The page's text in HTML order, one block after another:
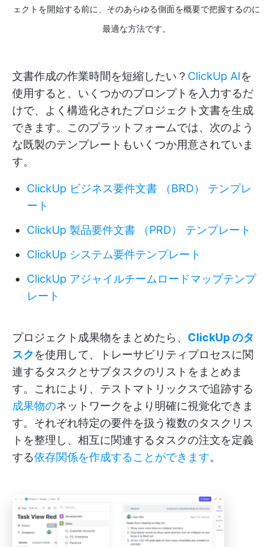
ェクトを開始する前に、そのあらゆる側面を概要で把握するのに
最適な方法です。
文書作成の作業時間を短縮したい？ ClickUp AIを
使用すると、いくつかのプロンプトを入力するだ
けで、よく構造化されたプロジェクト文書を生成
できます。このプラットフォームでは、次のよう
な既製のテンプレートもいくつか用意されていま
す。
ClickUp ビジネス要件文書 （BRD） テンプレ
ート
ClickUp 製品要件文書 （PRD） テンプレート
ClickUp システム要件テンプレート
ClickUp アジャイルチームロードマップテンプ
レート
プロジェクト成果物をまとめたら、 ClickUp のタ
スクを使用して、トレーサビリティプロセスに関
連するタスクとサブタスクのリストをまとめま
す。これにより、テストマトリックスで追跡する
成果物のネットワークをより明確に視覚化できま
す。それぞれ特定の要件を扱う複数のタスクリス
トを整理し、相互に関連するタスクの注文を定義
する依存関係を作成することができます。